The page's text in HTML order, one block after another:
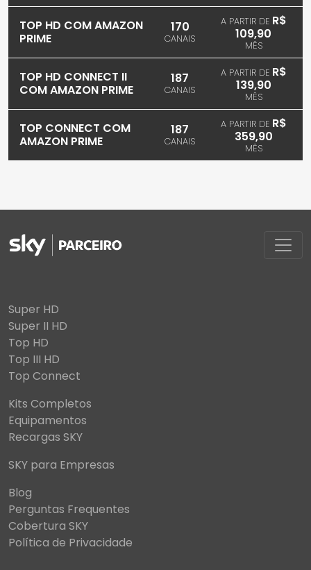
TOP HD COM AMAZON
PRIME
170
CANAIS
A PARTIR DE R$
109,90
MÊS
TOP HD CONNECT II
COM AMAZON PRIME
187
CANAIS
A PARTIR DE R$
139,90
MÊS
TOP CONNECT COM
AMAZON PRIME
187
CANAIS
A PARTIR DE R$
359,90
MÊS
Super HD
Super II HD
Top HD
Top III HD
Top Connect
Kits Completos
Equipamentos
Recargas SKY
SKY para Empresas
Blog
Perguntas Frequentes
Cobertura SKY
Política de Privacidade